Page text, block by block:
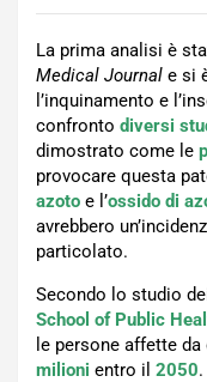
La prima analisi è
Medical Journal e si
l’inquinamento e
confronto diversi
dimostrato come le
provocare questa
azoto e l’ossido di
avrebbero
particolato.
Secondo lo studio
School of Public
le persone affette
milioni entro il 2050.